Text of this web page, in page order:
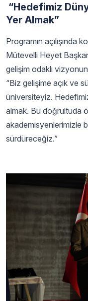
“Hedefimiz
Yer Almak”
Programın açılışında
Mütevelli Heyet
gelişim odaklı
“Biz gelişime açık ve
üniversiteyiz.
almak. Bu doğrultuda
akademisyenlerimizle
sürdüreceğiz.”